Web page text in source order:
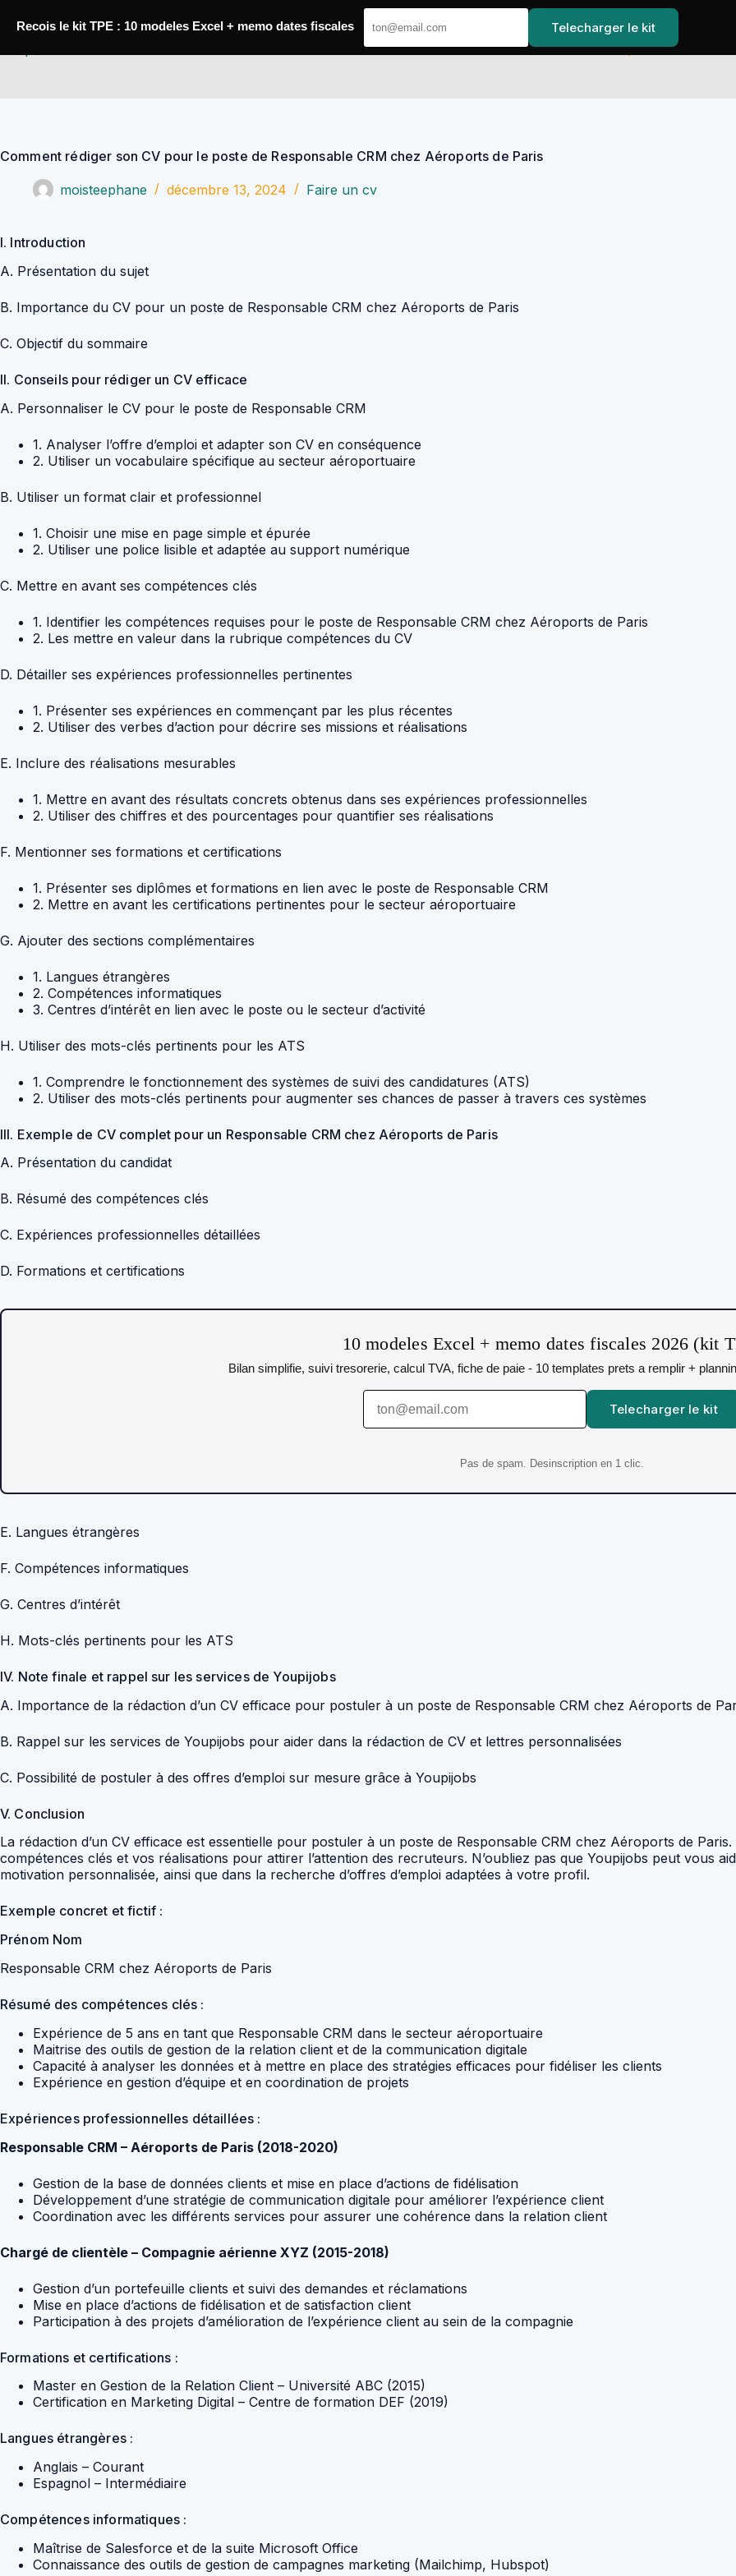
Comment rédiger son CV pour le poste de Responsable CRM chez Aéroports de Paris
moisteephane décembre 13, 2024 Faire un cv
I. Introduction
A. Présentation du sujet
B. Importance du CV pour un poste de Responsable CRM chez Aéroports de Paris
C. Objectif du sommaire
II. Conseils pour rédiger un CV efficace
A. Personnaliser le CV pour le poste de Responsable CRM
1. Analyser l’offre d’emploi et adapter son CV en conséquence
2. Utiliser un vocabulaire spécifique au secteur aéroportuaire
B. Utiliser un format clair et professionnel
1. Choisir une mise en page simple et épurée
2. Utiliser une police lisible et adaptée au support numérique
C. Mettre en avant ses compétences clés
1. Identifier les compétences requises pour le poste de Responsable CRM chez Aéroports de Paris
2. Les mettre en valeur dans la rubrique compétences du CV
D. Détailler ses expériences professionnelles pertinentes
1. Présenter ses expériences en commençant par les plus récentes
2. Utiliser des verbes d’action pour décrire ses missions et réalisations
E. Inclure des réalisations mesurables
1. Mettre en avant des résultats concrets obtenus dans ses expériences professionnelles
2. Utiliser des chiffres et des pourcentages pour quantifier ses réalisations
F. Mentionner ses formations et certifications
1. Présenter ses diplômes et formations en lien avec le poste de Responsable CRM
2. Mettre en avant les certifications pertinentes pour le secteur aéroportuaire
G. Ajouter des sections complémentaires
1. Langues étrangères
2. Compétences informatiques
3. Centres d’intérêt en lien avec le poste ou le secteur d’activité
H. Utiliser des mots-clés pertinents pour les ATS
1. Comprendre le fonctionnement des systèmes de suivi des candidatures (ATS)
2. Utiliser des mots-clés pertinents pour augmenter ses chances de passer à travers ces systèmes
III. Exemple de CV complet pour un Responsable CRM chez Aéroports de Paris
A. Présentation du candidat
B. Résumé des compétences clés
C. Expériences professionnelles détaillées
D. Formations et certifications
10 modeles Excel + memo dates fiscales 2026 (kit
Bilan simplifie, suivi tresorerie, calcul TVA, fiche de paie - 10 templates prets a remplir +
Telecharger le kit
Pas de spam. Desinscription en 1 clic.
E. Langues étrangères
F. Compétences informatiques
G. Centres d’intérêt
H. Mots-clés pertinents pour les ATS
IV. Note finale et rappel sur les services de Youpijobs
A. Importance de la rédaction d’un CV efficace pour postuler à un poste de Responsable CRM chez Aéroports de
B. Rappel sur les services de Youpijobs pour aider dans la rédaction de CV et lettres personnalisées
C. Possibilité de postuler à des offres d’emploi sur mesure grâce à Youpijobs
V. Conclusion
La rédaction d’un CV efficace est essentielle pour postuler à un poste de Responsable CRM chez Aéroports de
compétences clés et vos réalisations pour attirer l’attention des recruteurs. N’oubliez pas que Youpijobs peut vous
motivation personnalisée, ainsi que dans la recherche d’offres d’emploi adaptées à votre profil.
Exemple concret et fictif :
Prénom Nom
Responsable CRM chez Aéroports de Paris
Résumé des compétences clés :
Expérience de 5 ans en tant que Responsable CRM dans le secteur aéroportuaire
Maitrise des outils de gestion de la relation client et de la communication digitale
Capacité à analyser les données et à mettre en place des stratégies efficaces pour fidéliser les clients
Expérience en gestion d’équipe et en coordination de projets
Expériences professionnelles détaillées :
Responsable CRM – Aéroports de Paris (2018-2020)
Gestion de la base de données clients et mise en place d’actions de fidélisation
Développement d’une stratégie de communication digitale pour améliorer l’expérience client
Coordination avec les différents services pour assurer une cohérence dans la relation client
Chargé de clientèle – Compagnie aérienne XYZ (2015-2018)
Gestion d’un portefeuille clients et suivi des demandes et réclamations
Mise en place d’actions de fidélisation et de satisfaction client
Participation à des projets d’amélioration de l’expérience client au sein de la compagnie
Formations et certifications :
Master en Gestion de la Relation Client – Université ABC (2015)
Certification en Marketing Digital – Centre de formation DEF (2019)
Langues étrangères :
Anglais – Courant
Espagnol – Intermédiaire
Compétences informatiques :
Maîtrise de Salesforce et de la suite Microsoft Office
Connaissance des outils de gestion de campagnes marketing (Mailchimp, Hubspot)
Recois le kit TPE : 10 modeles Excel + memo dates fiscales Telecharger le kit